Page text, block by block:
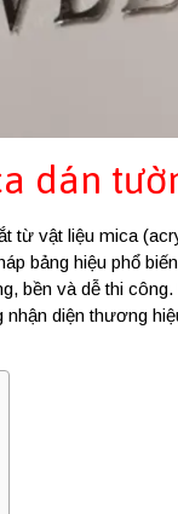
dán
từvậtliệumica (
bảnghiệuphổ
bềnvàdễthicông.
nhậndiệnthương